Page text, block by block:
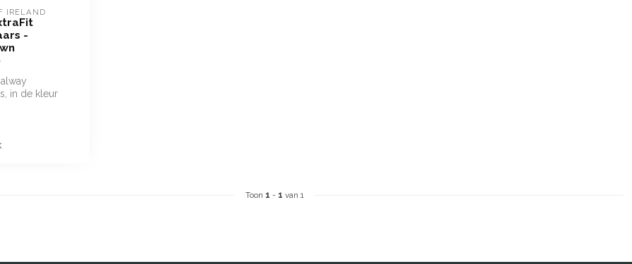
IRELAND
-
in de kleur
Toon 1 - 1 van 1